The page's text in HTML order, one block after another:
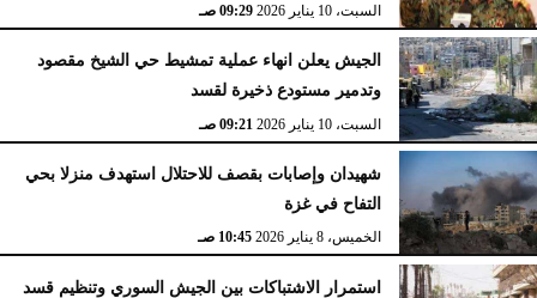
السبت، 10 يناير 2026 09:29 صـ
الجيش يعلن انهاء عملية تمشيط حي الشيخ مقصود
وتدمير مستودع ذخيرة لقسد
السبت، 10 يناير 2026 09:21 صـ
شهيدان وإصابات بقصف للاحتلال استهدف منزلا بحي
التفاح في غزة
الخميس، 8 يناير 2026 10:45 صـ
استمرار الاشتباكات بين الجيش السوري وتنظيم قسد